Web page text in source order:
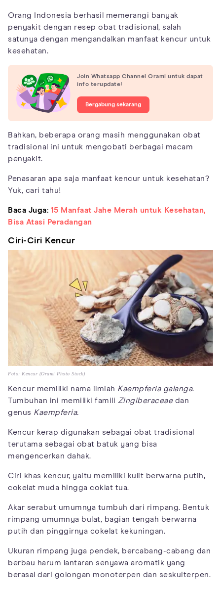
Orang Indonesia berhasil memerangi banyak
penyakit dengan resep obat tradisional, salah
satunya dengan mengandalkan manfaat kencur untuk
kesehatan.
Join Whatsapp Channel Orami untuk dapat
info terupdate!
Bergabung sekarang
Bahkan, beberapa orang masih menggunakan obat
tradisional ini untuk mengobati berbagai macam
penyakit.
Penasaran apa saja manfaat kencur untuk kesehatan?
Yuk, cari tahu!
Baca Juga: 15 Manfaat Jahe Merah untuk Kesehatan,
Bisa Atasi Peradangan
Ciri-Ciri Kencur
Foto: Kencur (Orami Photo Stock)
Kencur memiliki nama ilmiah Kaempferia galanga.
Tumbuhan ini memiliki famili Zingiberaceaedan
genus Kaempferia.
Kencur kerap digunakan sebagai obat tradisional
terutama sebagai obat batuk yang bisa
mengencerkan dahak.
Ciri khas kencur, yaitu memiliki kulit berwarna putih,
cokelat muda hingga coklat tua.
Akar serabut umumnya tumbuh dari rimpang. Bentuk
rimpang umumnya bulat, bagian tengah berwarna
putih dan pinggirnya cokelat kekuningan.
Ukuran rimpang juga pendek, bercabang-cabang dan
berbau harum lantaran senyawa aromatik yang
berasal dari golongan monoterpen dan seskuiterpen.